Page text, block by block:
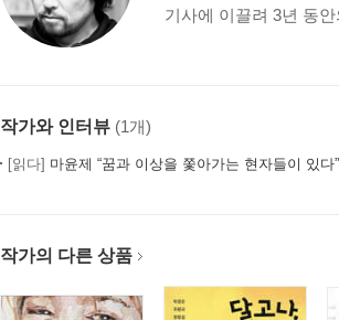
기사에 이끌려 3년 동
작가와 인터뷰 (1개)
[읽다] 마윤제 “꿈과 이상을 쫓아가는 현자들이 있다”
작가의 다른 상품